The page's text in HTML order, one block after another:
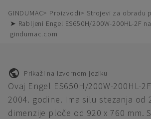
GINDUMAC Proizvodi
Strojevi za obradu
➤ Rabljeni Engel ES650H/200W-200HL-2F
gindumac.com
Prikaži na izvornom jeziku
Ovaj Engel ES650H/200W-200HL-
2004. godine. Ima silu stezanja od
dimenzije ploče od 920 x 760 mm.